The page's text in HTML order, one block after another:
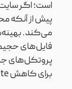
پیش از آنکه
می‌کند.
برای کاهش Bounce Rate و افزایش فروش است.